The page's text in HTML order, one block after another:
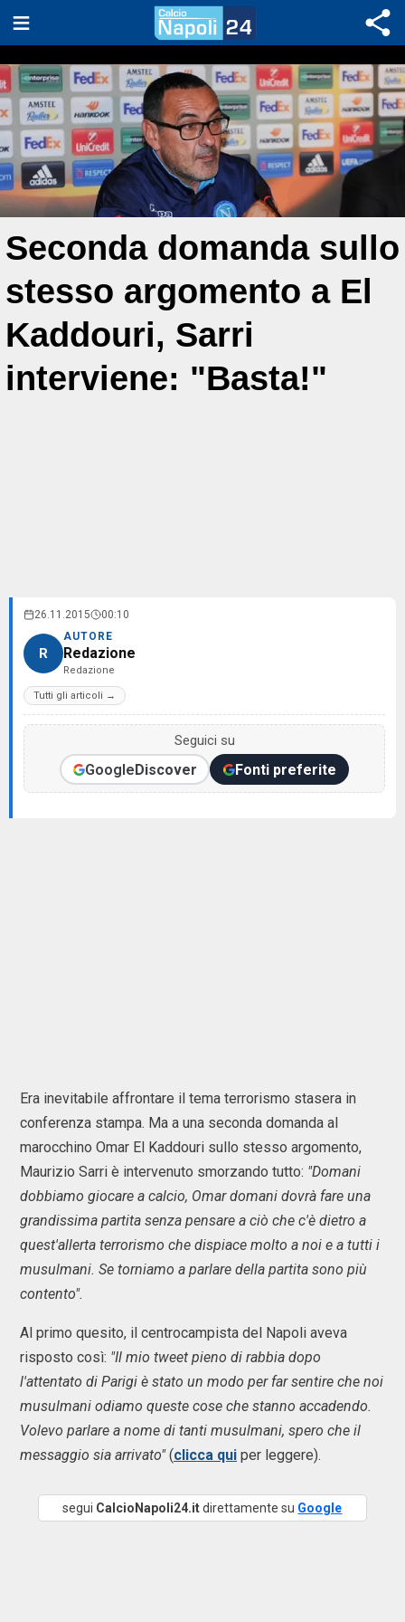
Seconda domanda sullo
stesso argomento a El
Kaddouri, Sarri
interviene: "Basta!"
26.11.2015 00:10
R
AUTORE
Redazione
Redazione
Tutti gli articoli →
Seguici su
GoogleDiscover Fonti preferite
Era inevitabile affrontare il tema terrorismo stasera in
conferenza stampa. Ma a una seconda domanda al
marocchino Omar El Kaddouri sullo stesso argomento,
Maurizio Sarri è intervenuto smorzando tutto: "Domani
dobbiamo giocare a calcio, Omar domani dovrà fare una
grandissima partita senza pensare a ciò che c'è dietro a
quest'allerta terrorismo che dispiace molto a noi e a tutti i
musulmani. Se torniamo a parlare della partita sono più
contento".
Al primo quesito, il centrocampista del Napoli aveva
risposto così: "Il mio tweet pieno di rabbia dopo
l'attentato di Parigi è stato un modo per far sentire che noi
musulmani odiamo queste cose che stanno accadendo.
Volevo parlare a nome di tanti musulmani, spero che il
messaggio sia arrivato"(clicca qui per leggere).
segui CalcioNapoli24.itdirettamente su Google